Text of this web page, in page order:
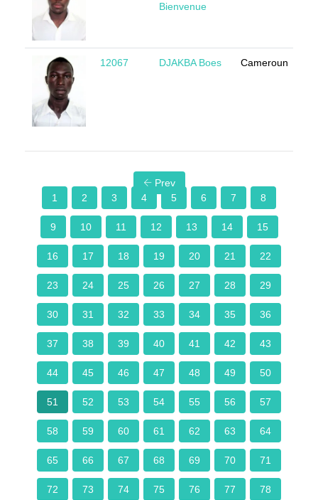
Bienvenue
12067 DJAKBA Boes Cameroun
Prev
1
2 3 4 5 6 7 8
9 10 11 12 13 14 15
16 17 18 19 20 21 22
23 24 25 26 27 28 29
30 31 32 33 34 35 36
37 38 39 40 41 42 43
44 45 46 47 48 49 50
51 52 53 54 55 56 57
58 59 60 61 62 63 64
65 66 67 68 69 70 71
72 73 74 75 76 77 78